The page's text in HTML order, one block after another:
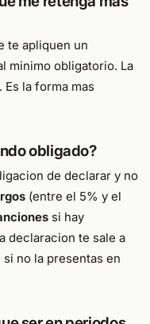
te apliquen un
minimo obligatorio. La
la forma mas
obligado?
de declarar y no
(entre el 5% y el
si hay
declaracion te sale a
no la presentas en